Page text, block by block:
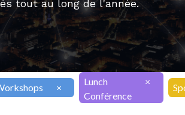
tout au long de l'année.
×
Lunch
Conférence
×